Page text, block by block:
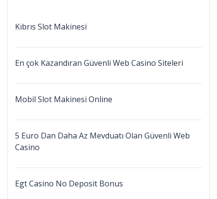
Kıbrıs Slot Makinesi
En çok Kazandıran Güvenli Web Casino Siteleri
Mobil Slot Makinesi Online
5 Euro Dan Daha Az Mevduatı Olan Güvenli Web
Casino
Egt Casino No Deposit Bonus